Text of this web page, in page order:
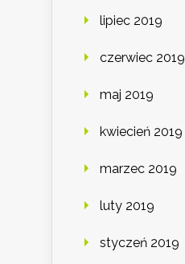
lipiec 2019
czerwiec 2019
maj 2019
kwiecień 2019
marzec 2019
luty 2019
styczeń 2019